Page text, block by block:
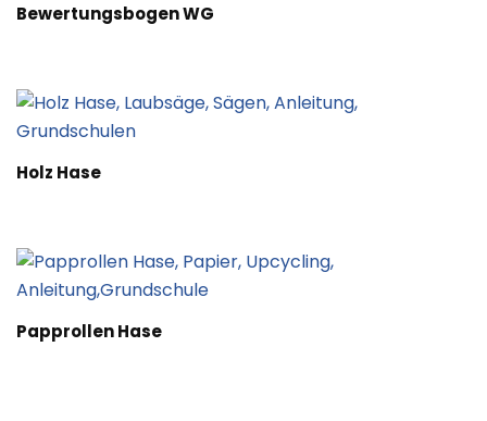
Bewertungsbogen WG
Holz Hase
Papprollen Hase